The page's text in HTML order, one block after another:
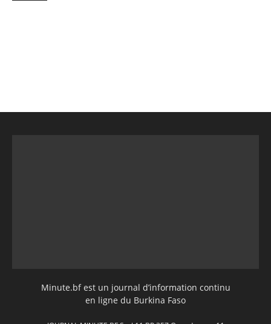
Minute.bf est un journal d’information continu
en ligne du Burkina Faso